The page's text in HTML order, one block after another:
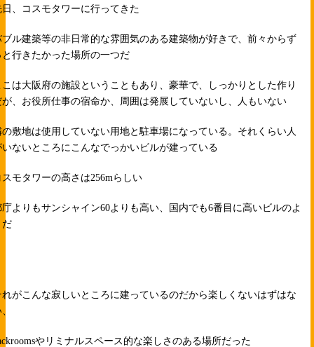
日、コスモタワーに行ってきた
ブル建築等の非日常的な雰囲気のある建築物が好きで、前々からず
と行きたかった場所の一つだ
こは大阪府の施設ということもあり、豪華で、しっかりとした作り
が、お役所仕事の宿命か、周囲は発展していないし、人もいない
の敷地は使用していない用地と駐車場になっている。それくらい人
いないところにこんなでっかいビルが建っている
スモタワーの高さは256mらしい
庁よりもサンシャイン60よりも高い、国内でも6番目に高いビルのよ
だ
れがこんな寂しいところに建っているのだから楽しくないはずはな
やリミナルスペース的な楽しさのある場所だった